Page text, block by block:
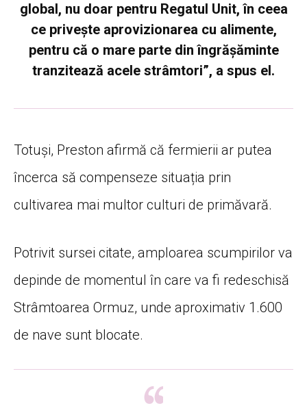
global, nu doar pentru Regatul Unit, în ceea
ce privește aprovizionarea cu alimente,
pentru că o mare parte din îngrășăminte
tranzitează acele strâmtori”, a spus el.
Totuși, Preston afirmă că fermierii ar putea
încerca să compenseze situația prin
cultivarea mai multor culturi de primăvară.
Potrivit sursei citate, amploarea scumpirilor va
depinde de momentul în care va fi redeschisă
Strâmtoarea Ormuz, unde aproximativ 1.600
de nave sunt blocate.